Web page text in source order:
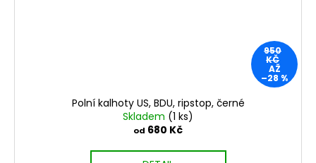
950
KČ
AŽ
–28 %
Polní kalhoty US, BDU, ripstop, černé
Skladem (1 ks)
od 680 Kč